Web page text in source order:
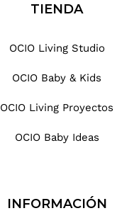
TIENDA
OCIO Living Studio
OCIO Baby & Kids
OCIO Living Proyectos
OCIO Baby Ideas
INFORMACIÓN